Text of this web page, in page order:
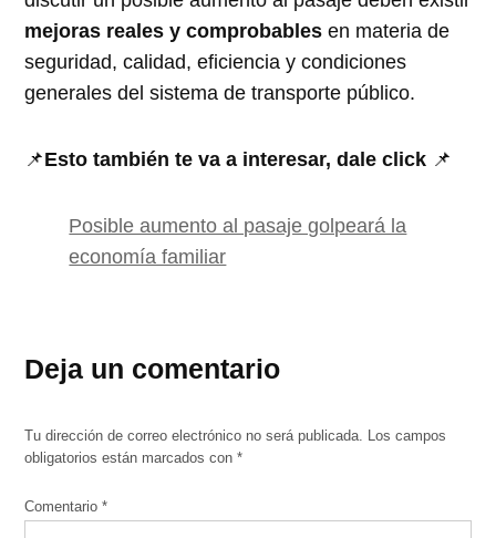
mejoras reales y comprobables en materia de
seguridad, calidad, eficiencia y condiciones
generales del sistema de transporte público.
📌Esto también te va a interesar, dale click 📌
Posible aumento al pasaje golpeará la
economía familiar
Deja un comentario
Tu dirección de correo electrónico no será publicada. Los campos
obligatorios están marcados con*
Comentario*